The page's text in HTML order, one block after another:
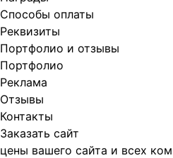
Способы оплаты
Реквизиты
Портфолио и отзывы
Портфолио
Реклама
Отзывы
Контакты
Заказать сайт
цены вашего сайта и всех